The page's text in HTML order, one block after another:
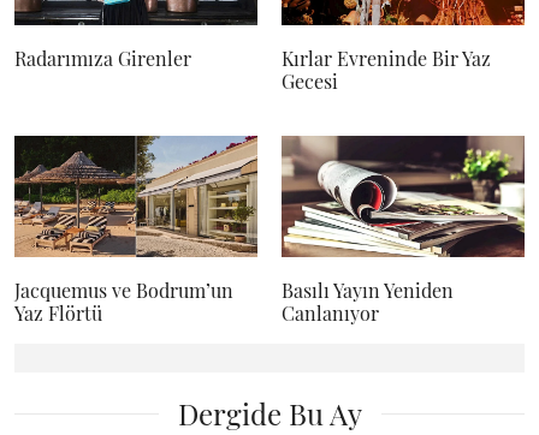
Radarımıza Girenler
Kırlar Evreninde Bir Yaz
Gecesi
Jacquemus ve Bodrum’un
Yaz Flörtü
Basılı Yayın Yeniden
Canlanıyor
Dergide Bu Ay